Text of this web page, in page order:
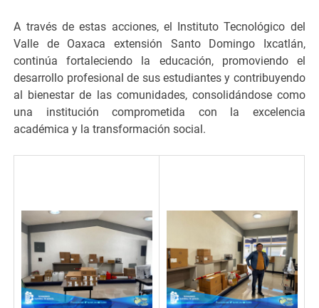
A través de estas acciones, el Instituto Tecnológico del
Valle de Oaxaca extensión Santo Domingo Ixcatlán,
continúa fortaleciendo la educación, promoviendo el
desarrollo profesional de sus estudiantes y contribuyendo
al bienestar de las comunidades, consolidándose como
una institución comprometida con la excelencia
académica y la transformación social.